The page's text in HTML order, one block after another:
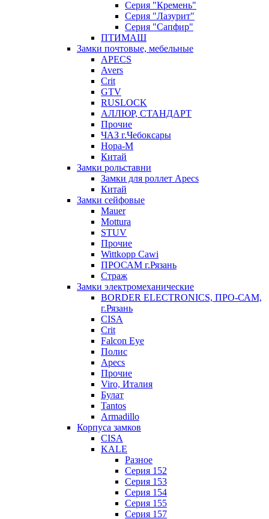
Серия "Кремень"
Серия "Лазурит"
Серия "Сапфир"
ПТИМАШ
Замки почтовые, мебельные
APECS
Avers
Crit
GTV
RUSLOCK
АЛЛЮР, СТАНДАРТ
Прочие
ЧАЗ г.Чебоксары
Нора-М
Китай
Замки рольставни
Замки для роллет Apecs
Китай
Замки сейфовые
Mauer
Mottura
STUV
Прочие
Wittkopp Cawi
ПРОСАМ г.Рязань
Страж
Замки электромеханические
BORDER ELECTRONICS, ПРО-САМ,
г.Рязань
CISA
Crit
Falcon Eye
Полис
Apecs
Прочие
Viro, Италия
Булат
Tantos
Armadillo
Корпуса замков
CISA
KALE
Разное
Серия 152
Серия 153
Серия 154
Серия 155
Серия 157